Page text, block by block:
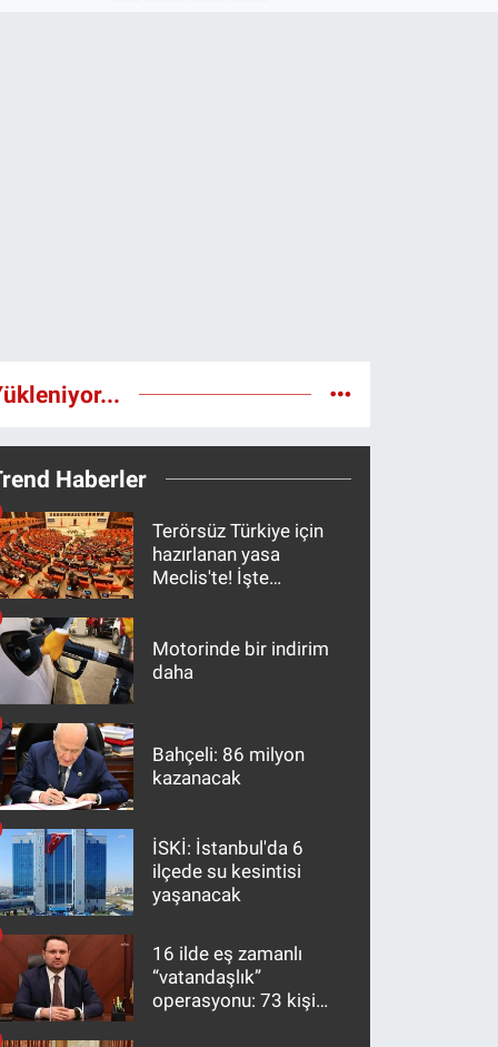
Haberler
Terörsüz Türkiye için
hazırlanan yasa
Meclis'te! İşte
Motorinde bir indirim
daha
Bahçeli: 86 milyon
kazanacak
İSKİ: İstanbul'da 6
ilçede su kesintisi
yaşanacak
16 ilde eş zamanlı
“vatandaşlık”
operasyonu: 73 kişi